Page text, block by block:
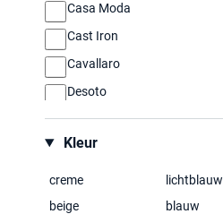
Casa Moda
Cast Iron
Cavallaro
Desoto
Eden Valley
Eterna
Eton
Fynch Hatton
Kleur
creme
lichtblauw
beige
blauw